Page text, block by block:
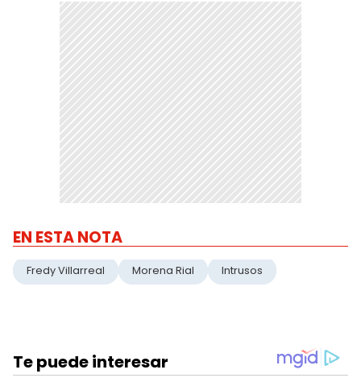
EN ESTA NOTA
Fredy Villarreal Morena Rial Intrusos